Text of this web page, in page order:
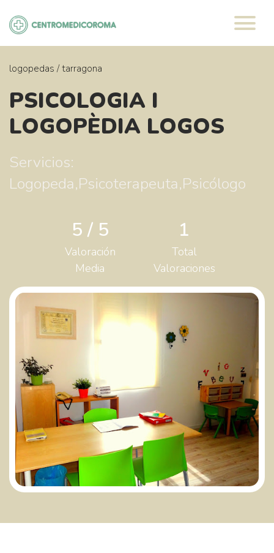
contenido
logopedas /tarragona
PSICOLOGIA I
LOGOPÈDIA LOGOS
Servicios:
Logopeda,Psicoterapeuta,Psicólogo
5 / 5
Valoración
Media
1
Total
Valoraciones